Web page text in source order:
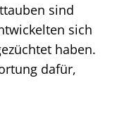
sind
sich
haben.
dafür,